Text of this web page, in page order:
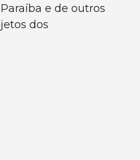
e de outros
dos